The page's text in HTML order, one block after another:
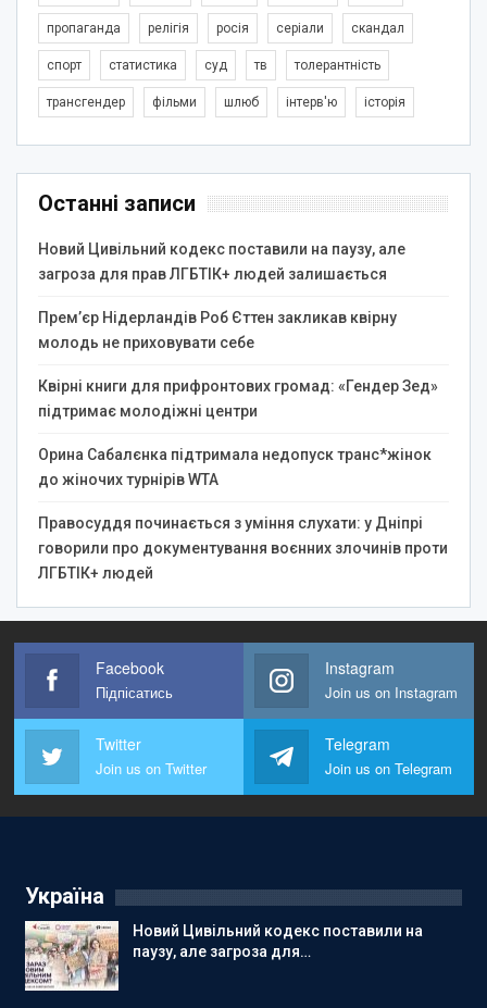
пропаганда релігія росія серіали скандал
спорт статистика суд тв толерантність
трансгендер фільми шлюб інтерв'ю історія
Останні записи
Новий Цивільний кодекс поставили на паузу, але
загроза для прав ЛГБТІК+ людей залишається
Прем’єр Нідерландів Роб Єттен закликав квірну
молодь не приховувати себе
Квірні книги для прифронтових громад: «Гендер Зед»
підтримає молодіжні центри
Орина Сабалєнка підтримала недопуск транс*жінок
до жіночих турнірів WTA
Правосуддя починається з уміння слухати: у Дніпрі
говорили про документування воєнних злочинів проти
ЛГБТІК+ людей
Facebook
Підпісатись
Instagram
Join us on Instagram
Twitter
Join us on Twitter
Telegram
Join us on Telegram
Україна
Новий Цивільний кодекс поставили на
паузу, але загроза для…